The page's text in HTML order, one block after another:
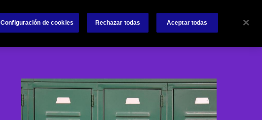
Configuración de cookies Rechazar todas Aceptar todas